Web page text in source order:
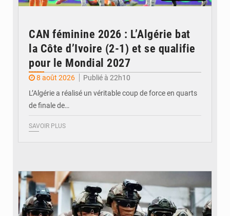
CAN féminine 2026 : L’Algérie bat
la Côte d’Ivoire (2-1) et se qualifie
pour le Mondial 2027
8 août 2026
Publié à 22h10
L’Algérie a réalisé un véritable coup de force en quarts
de finale de…
SAVOIR PLUS